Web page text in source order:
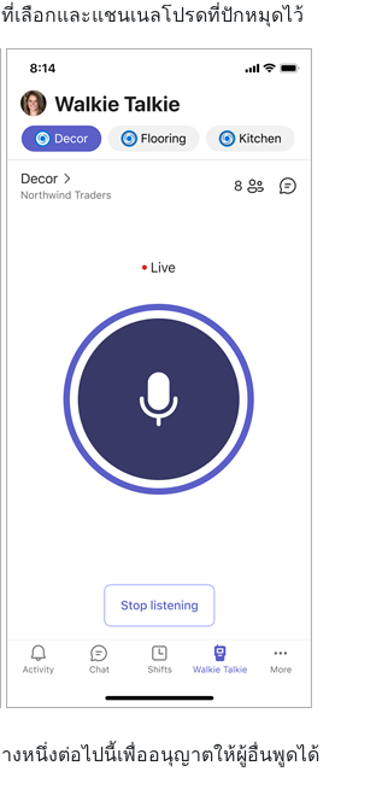
ลือกและแชนเนลโปรดที่ปักหมุดไว้
งหนึ่งต่อไปนี้เพื่ออนุญาตให้ผู้อื่นพูดได้